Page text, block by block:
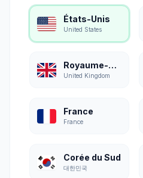
États-Unis
United States
Royaume-Uni
United Kingdom
France
France
Corée du Sud
대한민국